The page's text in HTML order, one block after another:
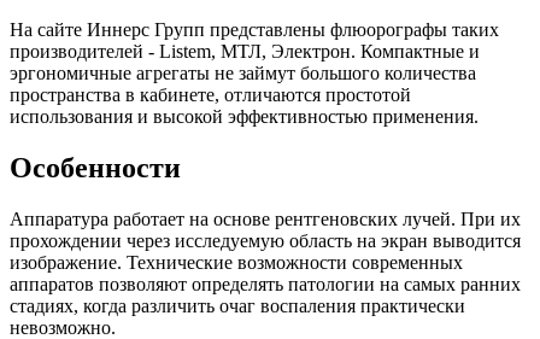
На сайте Иннерс Групп представлены флюорографы таких
производителей - Listem, МТЛ, Электрон. Компактные и
эргономичные агрегаты не займут большого количества
пространства в кабинете, отличаются простотой
использования и высокой эффективностью применения.
Особенности
Аппаратура работает на основе рентгеновских лучей. При их
прохождении через исследуемую область на экран выводится
изображение. Технические возможности современных
аппаратов позволяют определять патологии на самых ранних
стадиях, когда различить очаг воспаления практически
невозможно.